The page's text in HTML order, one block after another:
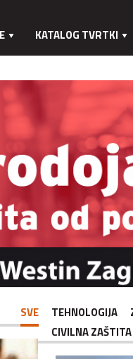
KATALOG TVRTKI
SVE TEHNOLOGIJA
CIVILNA ZAŠTITA